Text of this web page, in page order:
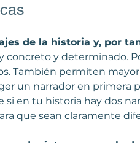
de la historia y, por
concreto y determinado.
También permiten
un narrador en primera
si en tu historia hay dos
que sean claramente